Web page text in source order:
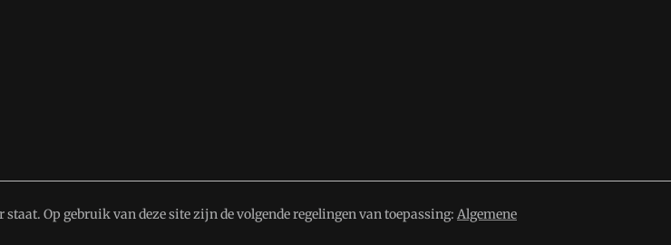
Op gebruik van deze site zijn de volgende regelingen van toepassing: Algemene